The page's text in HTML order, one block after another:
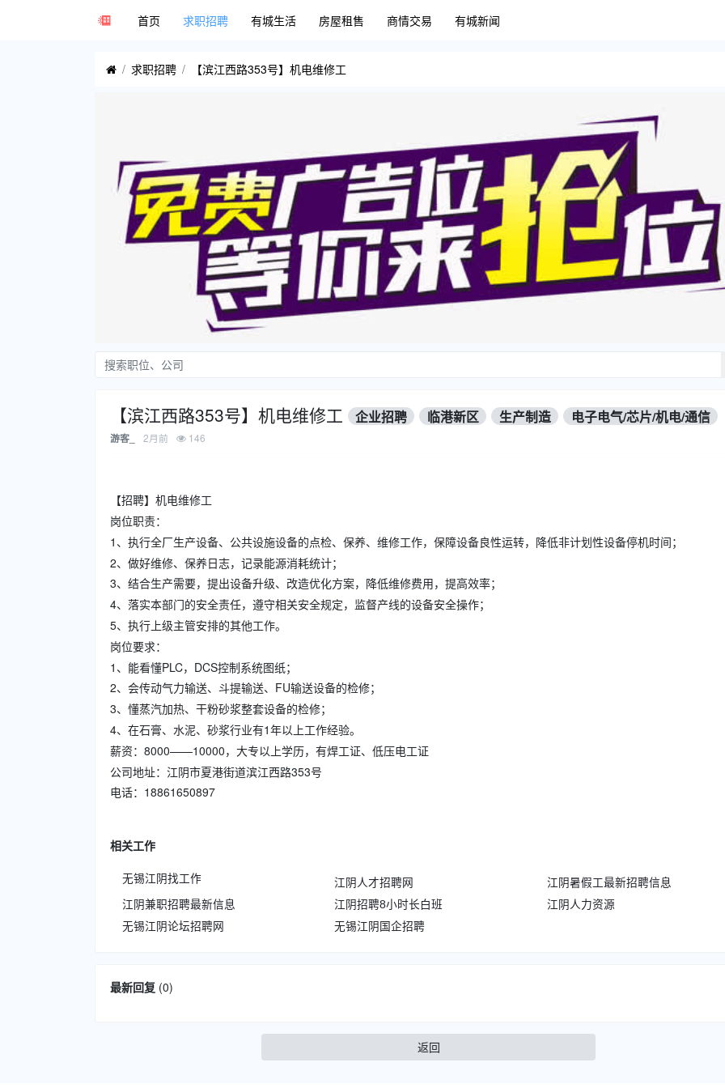
首页 求职招聘 有城生活 房屋租售 商情交易 有城新闻
求职招聘 【滨江西路353号】机电维修工
【滨江西路353号】机电维修工 企业招聘 临港新区 生产制造 电子电气/芯片/机电/通信
游客_ 2月前 146
【招聘】机电维修工
岗位职责：
1、执行全厂生产设备、公共设施设备的点检、保养、维修工作，保障设备良性运转，降低非计划性设备停机时间；
2、做好维修、保养日志，记录能源消耗统计；
3、结合生产需要，提出设备升级、改造优化方案，降低维修费用，提高效率；
4、落实本部门的安全责任，遵守相关安全规定，监督产线的设备安全操作；
5、执行上级主管安排的其他工作。
岗位要求：
1、能看懂PLC，DCS控制系统图纸；
2、会传动气力输送、斗提输送、FU输送设备的检修；
3、懂蒸汽加热、干粉砂浆整套设备的检修；
4、在石膏、水泥、砂浆行业有1年以上工作经验。
薪资：8000——10000，大专以上学历，有焊工证、低压电工证
公司地址：江阴市夏港街道滨江西路353号
电话：18861650897
相关工作
无锡江阴找工作 江阴人才招聘网
江阴暑假工最新招聘信息
江阴兼职招聘最新信息
江阴招聘8小时长白班
江阴人力资源
无锡江阴论坛招聘网
无锡江阴国企招聘
最新回复(0)
返回